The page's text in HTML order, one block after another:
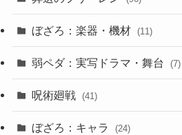
ぼざろ：楽器・機材 (11)
弱ペダ：実写ドラマ・舞台 (7)
呪術廻戦 (41)
ぼざろ：キャラ (24)